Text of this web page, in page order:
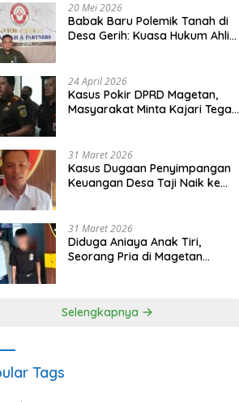
20 Mei 2026
Babak Baru Polemik Tanah di
Desa Gerih: Kuasa Hukum Ahli
24 April 2026
Kasus Pokir DPRD Magetan,
Masyarakat Minta Kajari Tegak
31 Maret 2026
Kasus Dugaan Penyimpangan
Keuangan Desa Taji Naik ke
31 Maret 2026
Diduga Aniaya Anak Tiri,
Seorang Pria di Magetan
Selengkapnya
Tags